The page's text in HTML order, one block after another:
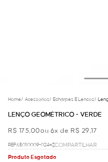
Home/ Acessorios/ Echarpes E Lencos/
LENÇO GEOMÉTRICO - VERDE
R$ 175,00ou 6x de R$ 29,17
REF.63.01.0009-024
COMPARTILHAR
Produto Esgotado